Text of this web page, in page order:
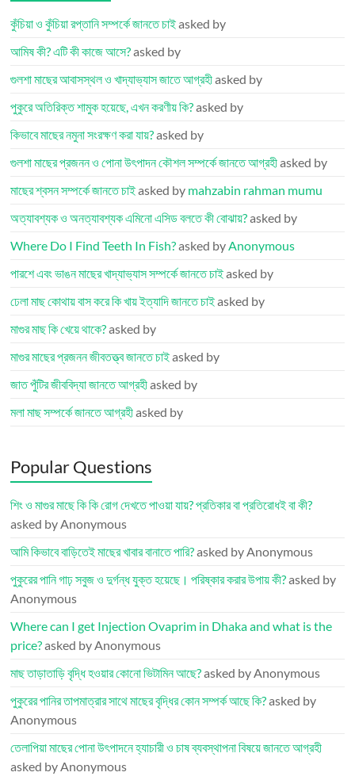
কুঁচিয়া ও কুঁচিয়া রপ্তানি সম্পর্কে জানতে চাইasked by
আমিষ কী? এটি কী কাজে আসে?asked by
গুলশা মাছের আবাসস্থল ও খাদ্যাভ্যাস জাতে আগ্রহীasked by
পুকুরে অতিরিক্ত শামুক হয়েছে, এখন করণীয় কি?asked by
কিভাবে মাছের নমুনা সংরক্ষণ করা যায়?asked by
গুলশা মাছের প্রজনন ও পোনা উৎপাদন কৌশল সম্পর্কে জানতে আগ্রহীasked by
মাছের শ্বসন সম্পর্কে জানতে চাইasked by mahzabin rahman mumu
অত্যাবশ্যক ও অনত্যাবশ্যক এমিনো এসিড বলতে কী বোঝায়?asked by
Where Do I Find Teeth In Fish?asked byAnonymous
পারশে এবং ভাঙন মাছের খাদ্যাভ্যাস সম্পর্কে জানতে চাইasked by
ঢেলা মাছ কোথায় বাস করে কি খায় ইত্যাদি জানতে চাইasked by
মাগুর মাছ কি খেয়ে থাকে?asked by
মাগুর মাছের প্রজনন জীবতত্ত্ব জানতে চাইasked by
জাত পুঁটির জীববিদ্যা জানতে আগ্রহীasked by
মলা মাছ সম্পর্কে জানতে আগ্রহীasked by
Popular Questions
শিং ও মাগুর মাছে কি কি রোগ দেখতে পাওয়া যায়? প্রতিকার বা প্রতিরোধই বা কী?
asked by Anonymous
আমি কিভাবে বাড়িতেই মাছের খাবার বানাতে পারি?asked by Anonymous
পুকুরের পানি গাঢ় সবুজ ও দুর্গন্ধ যুক্ত হয়েছে। পরিষ্কার করার উপায় কী?asked by
Anonymous
Where can I get Injection Ovaprim in Dhaka and what is the
price?asked by Anonymous
মাছ তাড়াতাড়ি বৃদ্ধি হওয়ার কোনো ভিটামিন আছে?asked by Anonymous
পুকুরের পানির তাপমাত্রার সাথে মাছের বৃদ্ধির কোন সম্পর্ক আছে কি?asked by
Anonymous
তেলাপিয়া মাছের পোনা উৎপাদনে হ্যাচারী ও চাষ ব্যবস্থাপনা বিষয়ে জানতে আগ্রহী
asked by Anonymous